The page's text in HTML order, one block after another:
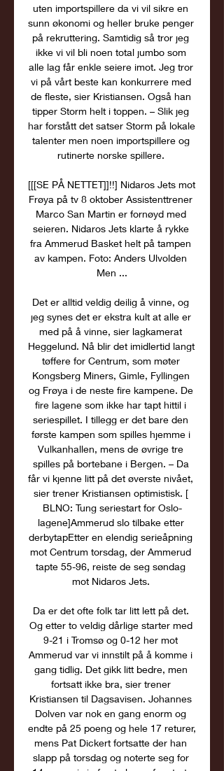
uten importspillere da vi vil sikre en
sunn økonomi og heller bruke penger
på rekruttering. Samtidig så tror jeg
ikke vi vil bli noen total jumbo som
alle lag får enkle seiere imot. Jeg tror
vi på vårt beste kan konkurrere med
de fleste, sier Kristiansen. Også han
tipper Storm helt i toppen. – Slik jeg
har forstått det satser Storm på lokale
talenter men noen importspillere og
rutinerte norske spillere.
[[[SE PÅ NETTET]]!!] Nidaros Jets mot
Frøya på tv 8 oktober Assistenttrener
Marco San Martin er fornøyd med
seieren. Nidaros Jets klarte å rykke
fra Ammerud Basket helt på tampen
av kampen. Foto: Anders Ulvolden
Men ...
Det er alltid veldig deilig å vinne, og
jeg synes det er ekstra kult at alle er
med på å vinne, sier lagkamerat
Heggelund. Nå blir det imidlertid langt
tøffere for Centrum, som møter
Kongsberg Miners, Gimle, Fyllingen
og Frøya i de neste fire kampene. De
fire lagene som ikke har tapt hittil i
seriespillet. I tillegg er det bare den
første kampen som spilles hjemme i
Vulkanhallen, mens de øvrige tre
spilles på bortebane i Bergen. – Da
får vi kjenne litt på det øverste nivået,
sier trener Kristiansen optimistisk. [
BLNO: Tung seriestart for Oslo-
lagene]Ammerud slo tilbake etter
derbytapEtter en elendig serieåpning
mot Centrum torsdag, der Ammerud
tapte 55-96, reiste de seg søndag
mot Nidaros Jets.
Da er det ofte folk tar litt lett på det.
Og etter to veldig dårlige starter med
9-21 i Tromsø og 0-12 her mot
Ammerud var vi innstilt på å komme i
gang tidlig. Det gikk litt bedre, men
fortsatt ikke bra, sier trener
Kristiansen til Dagsavisen. Johannes
Dolven var nok en gang enorm og
endte på 25 poeng og hele 17 returer,
mens Pat Dickert fortsatte der han
slapp på torsdag og noterte seg for